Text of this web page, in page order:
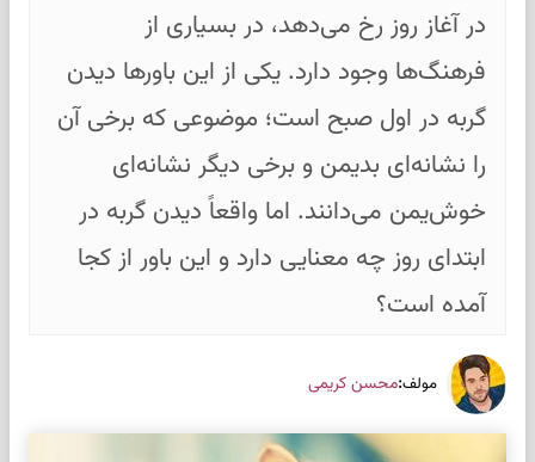
در آغاز روز رخ می‌دهد، در بسیاری از
فرهنگ‌ها وجود دارد. یکی از این باورها دیدن
گربه در اول صبح است؛ موضوعی که برخی آن
را نشانه‌ای بدیمن و برخی دیگر نشانه‌ای
خوش‌یمن می‌دانند. اما واقعاً دیدن گربه در
ابتدای روز چه معنایی دارد و این باور از کجا
آمده است؟
مولف:محسن کریمی